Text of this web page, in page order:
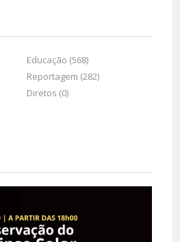
Educação (568)
Reportagem (282)
Diretos (0)